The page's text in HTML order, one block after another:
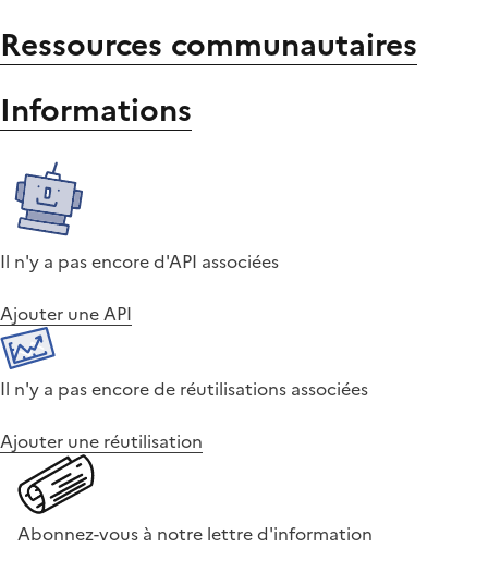
Ressources communautaires
Informations
Il n'y a pas encore d'API associées
Ajouter une API
Il n'y a pas encore de réutilisations associées
Ajouter une réutilisation
Abonnez-vous à notre lettre d'information